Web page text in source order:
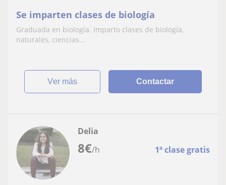
Se imparten clases de biología
Graduada en biología. Imparto clases de biología,
naturales, ciencias...
ver más Contactar
8€/h 1ª clase gratis
Delia